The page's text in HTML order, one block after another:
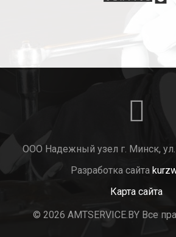
ООО Надежный узел г. Минск,
Разработка сайта
Карта сайта
© 2026 AMTSERVICE.BY Все